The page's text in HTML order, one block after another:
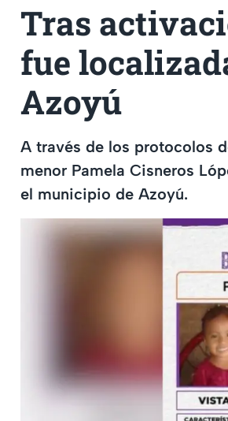
Tras
fue
Azoyú
A través de los protocolos
menor Pamela Cisneros
el municipio de Azoyú.